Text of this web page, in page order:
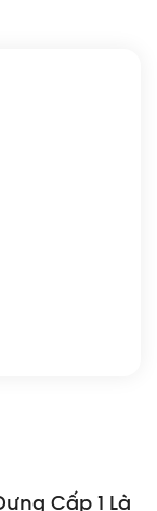
Cấp 1 Là